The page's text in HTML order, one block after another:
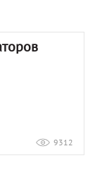
9312